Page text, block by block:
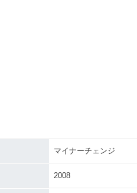
マイナーチェンジ
2008